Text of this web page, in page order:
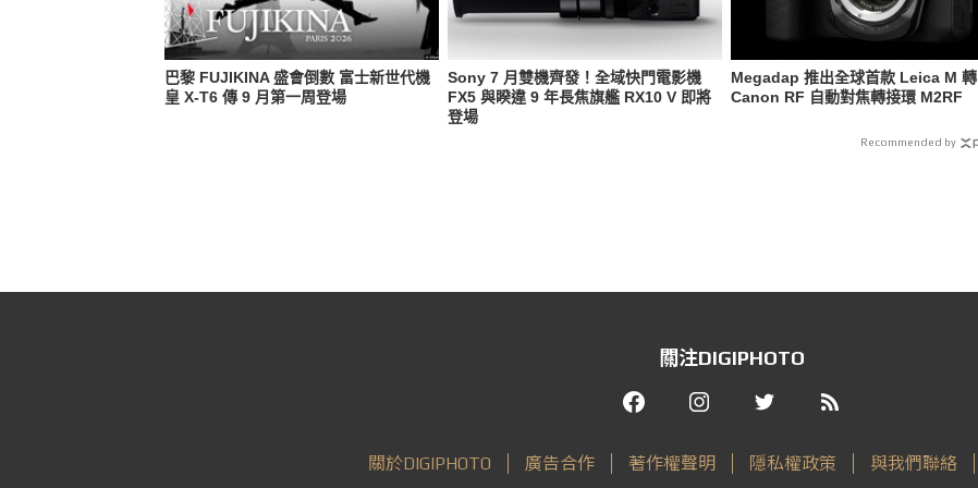
巴黎 FUJIKINA 盛會倒數 富士新世代機
皇 X-T6 傳 9 月第一周登場
Sony 7 月雙機齊發！全域快門電影機
FX5 與睽違 9 年長焦旗艦 RX10 V 即將
登場
Megadap 推出全球首款 Leica M 轉
Canon RF 自動對焦轉接環 M2RF
Recommended by
關注DIGIPHOTO
關於DIGIPHOTO 廣告合作 著作權聲明 隱私權政策 與我們聯絡